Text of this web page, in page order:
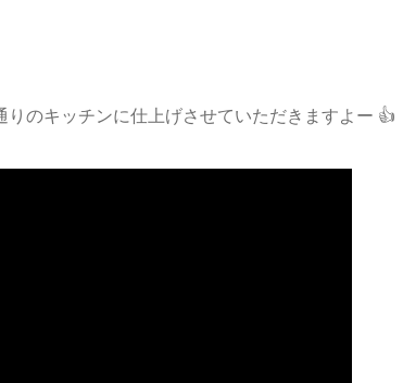
りのキッチンに仕上げさせていただきますよー 👍